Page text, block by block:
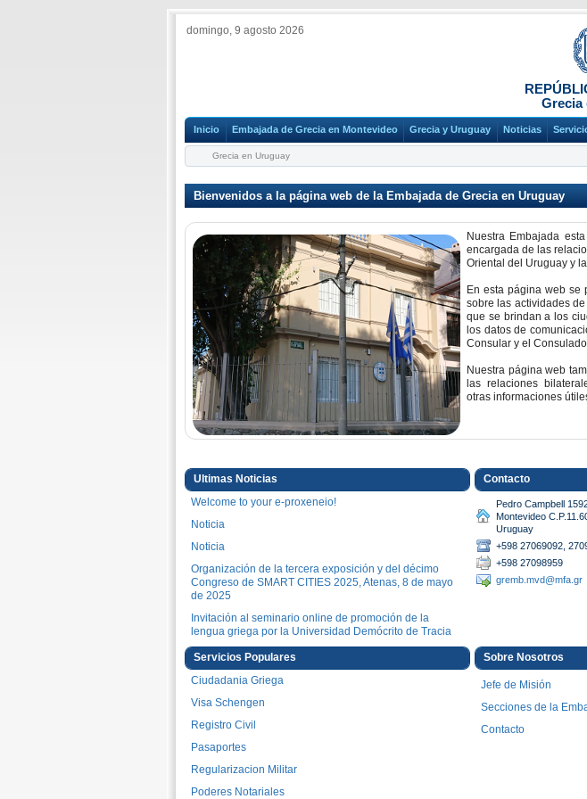
domingo, 9 agosto 2026
Grecia
Inicio Embajada de Grecia en Montevideo Grecia y Uruguay Noticias
Grecia en Uruguay
Bienvenidos a la página web de la Embajada de Grecia en Uruguay
Nuestra Embajada
encargada de las
Oriental del Uruguay y
En esta página web se
sobre las actividades
que se brindan a los
los datos de
Consular y el
Nuestra página web
las relaciones
otras informaciones
Ultimas Noticias
Welcome to your e-proxeneio!
Noticia
Noticia
Organización de la tercera exposición y del décimo
Congreso de SMART CITIES 2025, Atenas, 8 de mayo
de 2025
Invitación al seminario online de promoción de la
lengua griega por la Universidad Demócrito de Tracia
Convocatoria para cubrir una vacante de personal
docente e investigador de la Escuela Superior
Pedagógica y Tecnológica
Noticia
Noticia
Regiones de Grecia - enlaces útiles
ANUNCIO DE VACANTE LABORA
Noticia
Servicios Populares
Ciudadania Griega
Visa Schengen
Registro Civil
Pasaportes
Regularizacion Militar
Poderes Notariales
Contacto
Pedro Campbell
Montevideo
Uruguay
+598 27069092,
+598 27098959
gremb.mvd@mfa.gr
Sobre Nosotros
Jefe de Misión
Secciones de la
Contacto